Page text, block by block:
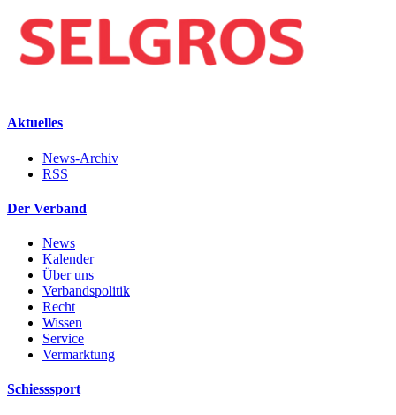
Aktuelles
News-Archiv
RSS
Der Verband
News
Kalender
Über uns
Verbandspolitik
Recht
Wissen
Service
Vermarktung
Schiesssport